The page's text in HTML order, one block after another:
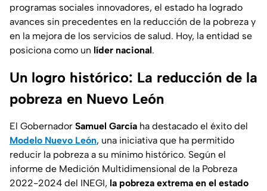
programas sociales innovadores, el estado ha logrado
avances sin precedentes en la reducción de la pobreza y
en la mejora de los servicios de salud. Hoy, la entidad se
posiciona como un líder nacional.
Un logro histórico: La reducción de la
pobreza en Nuevo León
El Gobernador Samuel García ha destacado el éxito del
Modelo Nuevo León, una iniciativa que ha permitido
reducir la pobreza a su mínimo histórico. Según el
informe de Medición Multidimensional de la Pobreza
2022-2024 del INEGI, la pobreza extrema en el estado